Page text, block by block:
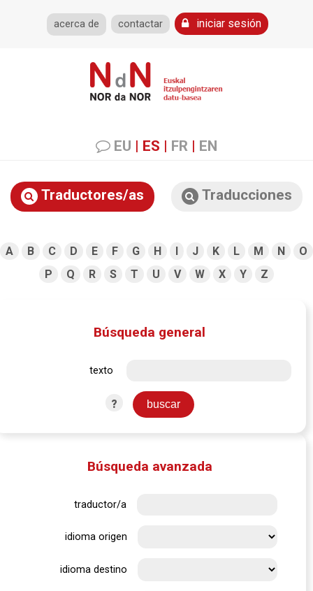
acerca de contactar iniciar sesión
EU | ES | FR | EN
Traductores/as Traducciones
A B C D E F G H I J K L M N
O
P
Q R S T U V W X Y Z
Búsqueda general
texto
?
Búsqueda avanzada
traductor/a
idioma origen
idioma destino